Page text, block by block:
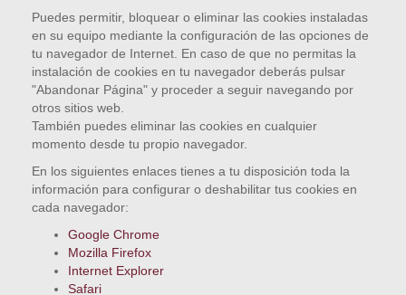
Puedes permitir, bloquear o eliminar las cookies instaladas
en su equipo mediante la configuración de las opciones de
tu navegador de Internet. En caso de que no permitas la
instalación de cookies en tu navegador deberás pulsar
"Abandonar Página" y proceder a seguir navegando por
otros sitios web.
También puedes eliminar las cookies en cualquier
momento desde tu propio navegador.
En los siguientes enlaces tienes a tu disposición toda la
información para configurar o deshabilitar tus cookies en
cada navegador:
Google Chrome
Mozilla Firefox
Internet Explorer
Safari